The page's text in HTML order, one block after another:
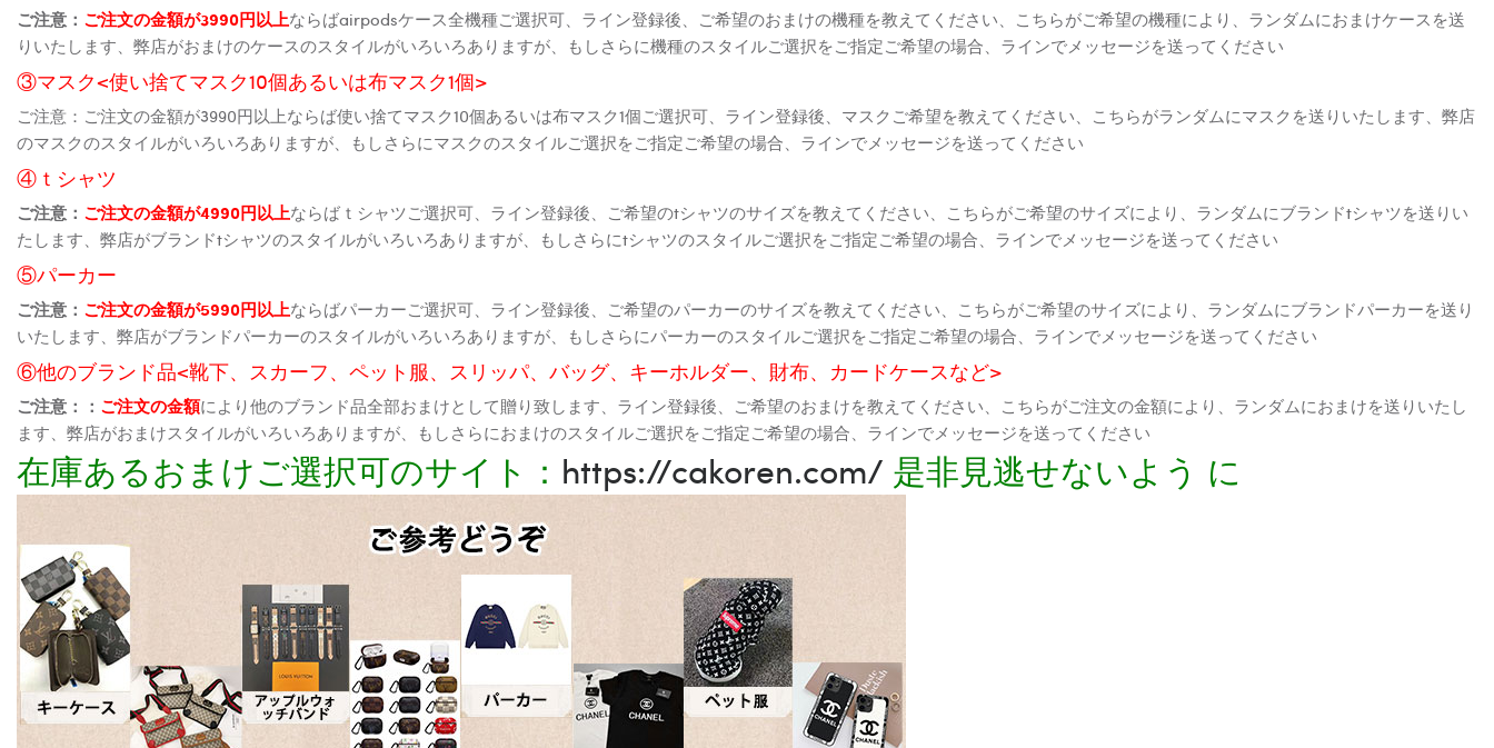
ご注意： ご注文の金額が3990円以上ならばairpodsケース全機種ご選択可、ライン登録後、ご希望のおまけの機種を教えてください、こちらがご希望の機種により、ランダムにおまけケースを送
りいたします、弊店がおまけのケースのスタイルがいろいろありますが、もしさらに機種のスタイルご選択をご指定ご希望の場合、ラインでメッセージを送ってください
③マスク<使い捨てマスク10個あるいは布マスク1個>
ご注意：ご注文の金額が3990円以上ならば使い捨てマスク10個あるいは布マスク1個ご選択可、ライン登録後、マスクご希望を教えてください、こちらがランダムにマスクを送りいたします、弊店
のマスクのスタイルがいろいろありますが、もしさらにマスクのスタイルご選択をご指定ご希望の場合、ラインでメッセージを送ってください
④ｔシャツ
ご注意： ご注文の金額が4990円以上ならばｔシャツご選択可、ライン登録後、ご希望のtシャツのサイズを教えてください、こちらがご希望のサイズにより、ランダムにブランドtシャツを送りい
たします、弊店がブランドtシャツのスタイルがいろいろありますが、もしさらにtシャツのスタイルご選択をご指定ご希望の場合、ラインでメッセージを送ってください
⑤パーカー
ご注意： ご注文の金額が5990円以上ならばパーカーご選択可、ライン登録後、ご希望のパーカーのサイズを教えてください、こちらがご希望のサイズにより、ランダムにブランドパーカーを送り
いたします、弊店がブランドパーカーのスタイルがいろいろありますが、もしさらにパーカーのスタイルご選択をご指定ご希望の場合、ラインでメッセージを送ってください
⑥他のブランド品<靴下、スカーフ、ペット服、スリッパ、バッグ、キーホルダー、財布、カードケースなど>
ご注意：： ご注文の金額により他のブランド品全部おまけとして贈り致します、ライン登録後、ご希望のおまけを教えてください、こちらがご注文の金額により、ランダムにおまけを送りいたし
ます、弊店がおまけスタイルがいろいろありますが、もしさらにおまけのスタイルご選択をご指定ご希望の場合、ラインでメッセージを送ってください
在庫あるおまけご選択可のサイト： https://cakoren.com/ 是非見逃せないよう に